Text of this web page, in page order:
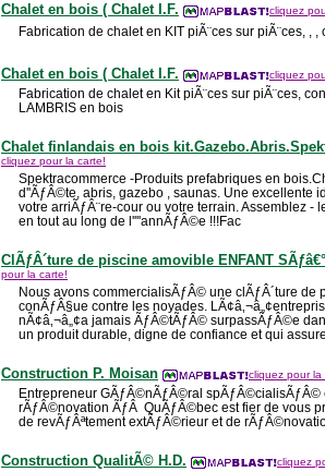
Chalet en bois ( Chalet I.F. cliquez
Fabrication de chalet en KIT piÃ¨ces sur piÃ¨ces, ,
Chalet en bois ( Chalet I.F. cliquez
Fabrication de chalet en Kit piÃ¨ces sur piÃ¨ces,
LAMBRIS en bois
Chalet finlandais en bois
cliquez pour la carte!
Spektracommerce -Produits prefabriques en
d''ÃƒÂ©te, abris, gazebo , saunas. Une excellente
votre arriÃƒÂ¨re-cour ou votre terrain. Assemblez -
en tout au long de l''''annÃƒÂ©e !!!Fac
ClÃƒÂ´ture de piscine amovible ENFANT
pour la carte!
Nous avons commercialisÃƒÂ© une clÃƒÂ´ture de
conÃƒÂ§ue contre les noyades.
nÃ¢â‚¬â„¢a jamais ÃƒÂ©tÃƒÂ© surpassÃƒÂ©e
un produit durable, digne de confiance et qui
Construction P. Moisan cliquez pour la
Entrepreneur GÃƒÂ©nÃƒÂ©ral spÃƒÂ©cialisÃƒÂ©
rÃƒÂ©novation ÃƒÂ QuÃƒÂ©bec est fier de vous
de revÃƒÂªtement extÃƒÂ©rieur et de
Construction QualitÃ© H.D. cliquez